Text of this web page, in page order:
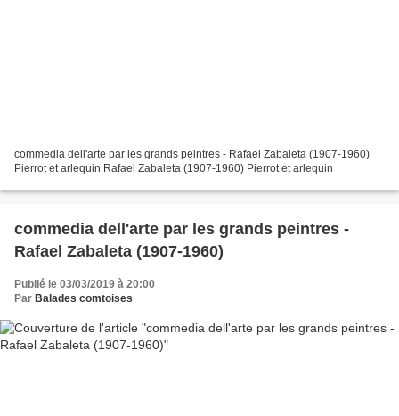
commedia dell'arte par les grands peintres - Rafael Zabaleta (1907-1960)
Pierrot et arlequin Rafael Zabaleta (1907-1960) Pierrot et arlequin
commedia dell'arte par les grands peintres -
Rafael Zabaleta (1907-1960)
Publié le 03/03/2019 à 20:00
Par Balades comtoises